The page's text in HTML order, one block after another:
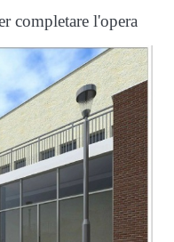
completare l'opera